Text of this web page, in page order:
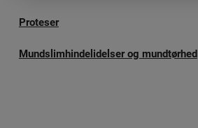
Proteser
Mundslimhindelidelser og mundtørhed